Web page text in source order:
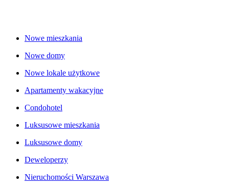
Nowe mieszkania
Nowe domy
Nowe lokale użytkowe
Apartamenty wakacyjne
Condohotel
Luksusowe mieszkania
Luksusowe domy
Deweloperzy
Nieruchomości Warszawa